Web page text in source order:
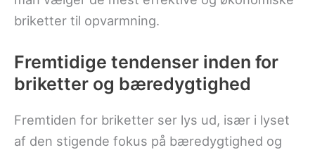
briketter til opvarmning.
Fremtidige tendenser inden for
briketter og bæredygtighed
Fremtiden for briketter ser lys ud, især i lyset
af den stigende fokus på bæredygtighed og